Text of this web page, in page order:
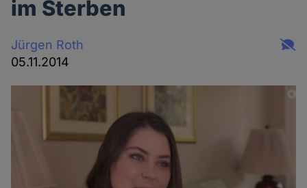
im Sterben
Jürgen Roth
05.11.2014